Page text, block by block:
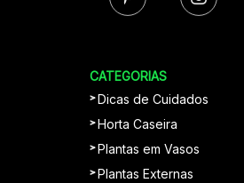
CATEGORIAS
Dicas de Cuidados
Horta Caseira
Plantas em Vasos
Plantas Externas